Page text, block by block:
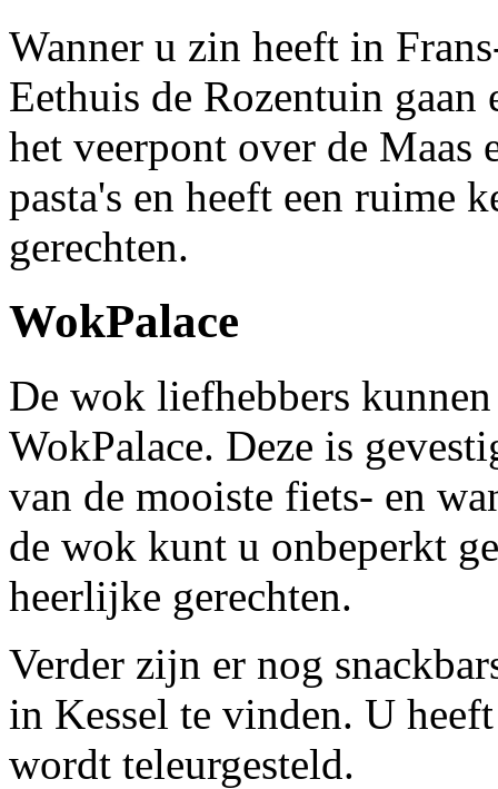
Wanner u zin heeft in
Eethuis de Rozentuin gaan
het veerpont over de Maas
pasta's en heeft een ruime
gerechten.
WokPalace
De wok liefhebbers
WokPalace. Deze is
van de mooiste fiets- en
de wok kunt u onbeperkt
heerlijke gerechten.
Verder zijn er nog
in Kessel te vinden. U
wordt teleurgesteld.